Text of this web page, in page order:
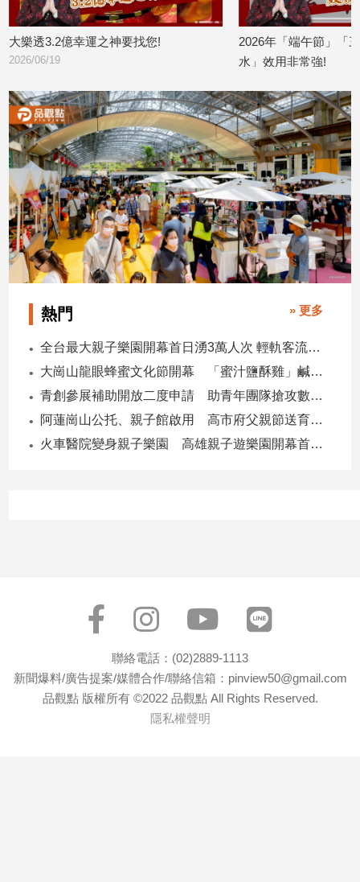
大樂透3.2億幸運之神要找您!
2026/06/19
2026年「端午節」「
水」效用非常強!
熱門 » 更多
全台最大親子樂園開幕首日湧3萬人次 輕軌客流增20倍
大崗山龍眼蜂蜜文化節開幕 「蜜汁鹽酥雞」鹹甜跨界搶話題
青創參展補助開放二度申請 助青年團隊搶攻數位轉型商機
阿蓮崗山公托、親子館啟用 高市府父親節送育兒暖禮
火車醫院變身親子樂園 高雄親子遊樂園開幕首日爆棚
聯絡電話：(02)2889-1113
新聞爆料/廣告提案/媒體合作/聯絡信箱：pinview50@gmail.com
品觀點 版權所有 ©2022 品觀點 All Rights Reserved.
隱私權聲明